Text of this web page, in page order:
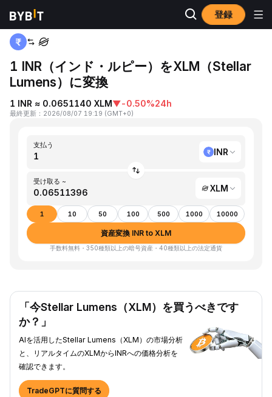
登録
ホーム INR to XLM
1 INR（インド・ルピー）をXLM（Stellar
Lumens）に変換
1 INR ≈ 0.0651140 XLM▼-0.50%24h
最終更新 ： 2026/08/07 19:19 (GMT+0)
支払う
INR
受け取る ~
XLM
1 10 50 100 500 1000 10000
資産変換 INR to XLM
手数料無料・350種類以上の暗号資産・40種類以上の法定通貨
「今Stellar Lumens（XLM）を買うべきです
か？」
AIを活用したStellar Lumens（XLM）の市場分析
と、リアルタイムのXLMからINRへの価格分析を
確認できます。
TradeGPTに質問する